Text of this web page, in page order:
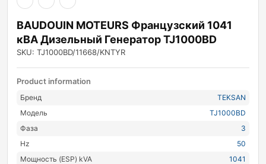
BAUDOUIN MOTEURS Французский 1041
кВА Дизельный Генератор TJ1000BD
SKU: TJ1000BD/11668/KNTYR
Product information
Бренд
TEKSAN
Модель
TJ1000BD
Фаза
3
Hz
50
Мощность (ESP) kVA
1041